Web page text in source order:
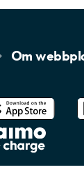
Om